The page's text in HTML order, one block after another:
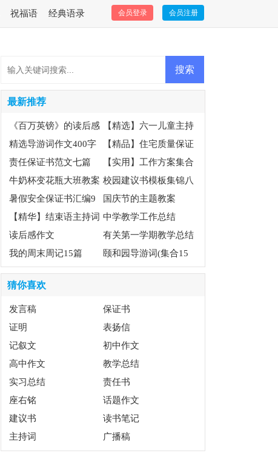
祝福语 经典语录 会员登录 会员注册
最新推荐
《百万英镑》的读后感
【精选】六一儿童主持
词3篇
精选导游词作文400字
合集7篇
【精品】住宅质量保证
书三篇
责任保证书范文七篇
【实用】工作方案集合
8篇
牛奶杯变花瓶大班教案 校园建议书模板集锦八
篇
暑假安全保证书汇编9
篇
国庆节的主题教案
【精华】结束语主持词
四篇
中学教学工作总结
读后感作文
有关第一学期教学总结
范文锦集5篇
我的周末周记15篇
颐和园导游词(集合15
篇)
猜你喜欢
发言稿
保证书
证明
表扬信
记叙文
初中作文
高中作文
教学总结
实习总结
责任书
座右铭
话题作文
建议书
读书笔记
主持词
广播稿